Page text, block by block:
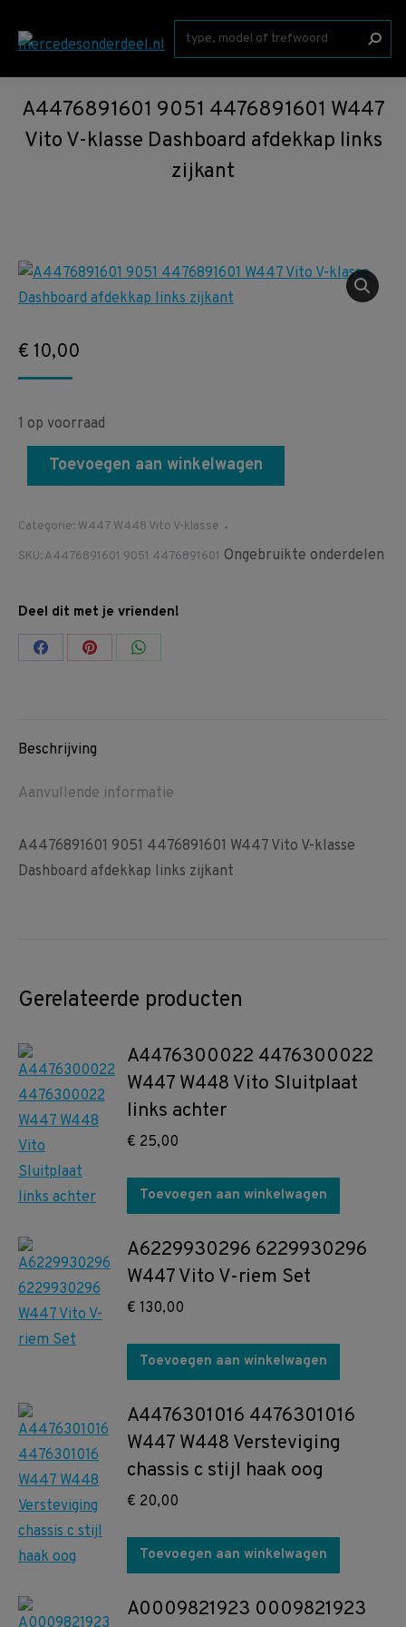
Zoeken:
A4476891601 9051 4476891601 W447
Vito V-klasse Dashboard afdekkap links
zijkant
€ 10,00
1 op voorraad
Toevoegen aan winkelwagen
Categorie: W447 W448 Vito V-klasse
SKU:A4476891601 9051 4476891601 Ongebruikte onderdelen
Deel dit met je vrienden!
Share Share Share
Beschrijving
Aanvullende informatie
A4476891601 9051 4476891601 W447 Vito V-klasse
Dashboard afdekkap links zijkant
Gerelateerde producten
A4476300022 4476300022
W447 W448 Vito Sluitplaat
links achter
€ 25,00
Toevoegen aan winkelwagen
A6229930296 6229930296
W447 Vito V-riem Set
€ 130,00
Toevoegen aan winkelwagen
A4476301016 4476301016
W447 W448 Versteviging
chassis c stijl haak oog
€ 20,00
Toevoegen aan winkelwagen
A0009821923 0009821923